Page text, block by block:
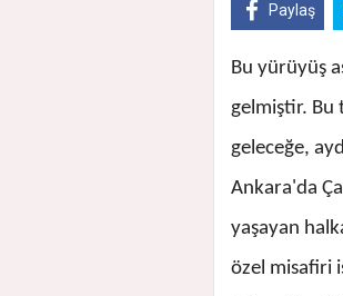
Paylaş
Bu yürüyüş
gelmiştir. Bu
geleceğe,
Ankara'da
yaşayan
özel misafiri